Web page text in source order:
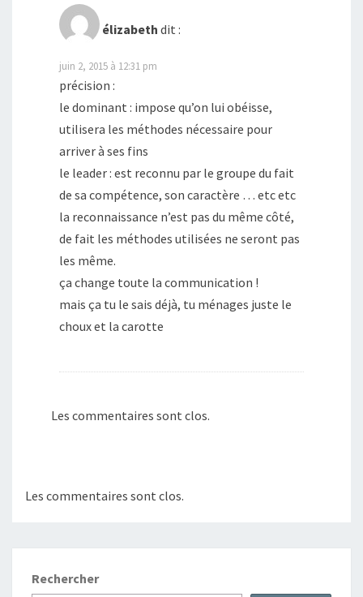
élizabeth dit :
juin 2, 2015 à 12:31 pm
précision :
le dominant : impose qu’on lui obéisse,
utilisera les méthodes nécessaire pour
arriver à ses fins
le leader : est reconnu par le groupe du fait
de sa compétence, son caractère … etc etc
la reconnaissance n’est pas du même côté,
de fait les méthodes utilisées ne seront pas
les même.
ça change toute la communication !
mais ça tu le sais déjà, tu ménages juste le
choux et la carotte
Les commentaires sont clos.
Les commentaires sont clos.
Rechercher